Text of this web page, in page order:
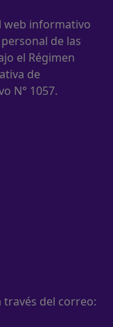
web informativo
de las
el Régimen
de
N° 1057.
del correo: